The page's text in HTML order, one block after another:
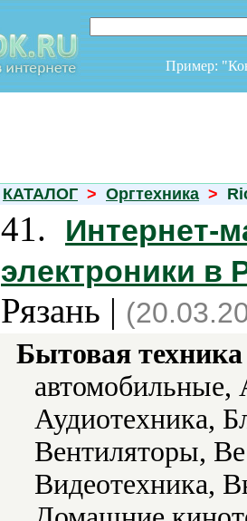
Пример:
КАТАЛОГ > Оргтехника >
41.
Интернет-
электроники в
Рязань |
Бытовая
автомобильные,
Аудиотехника,
Вентиляторы,
Видеотехника,